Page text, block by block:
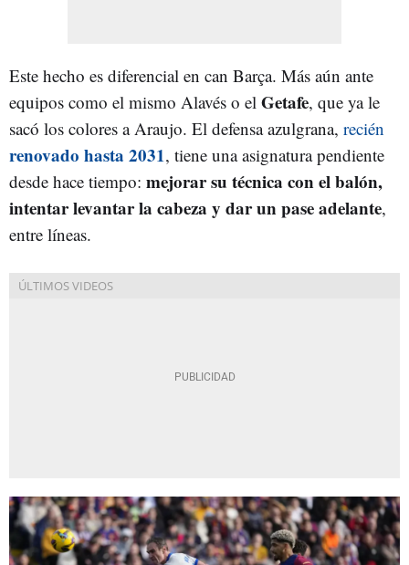
Este hecho es diferencial en can Barça. Más aún ante
equipos como el mismo Alavés o el Getafe, que ya le
sacó los colores a Araujo. El defensa azulgrana, recién
renovado hasta 2031, tiene una asignatura pendiente
desde hace tiempo: mejorar su técnica con el balón,
intentar levantar la cabeza y dar un pase adelante,
entre líneas.